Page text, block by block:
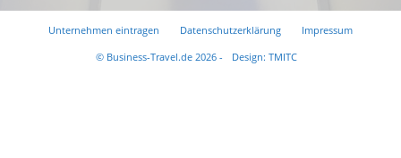
Unternehmen eintragen Datenschutzerklärung
Impressum
© Business-Travel.de 2026 -
Design: TMITC